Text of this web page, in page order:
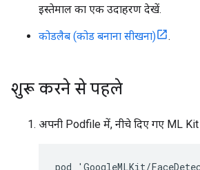
इस्तेमाल का एक उदाहरण देखें.
कोडलैब (कोड बनाना सीखना) .
शुरू करने से पहले
अपनी Podfile में, नीचे दिए गए ML Kit